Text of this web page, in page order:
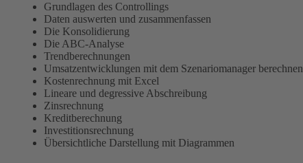
Grundlagen des Controllings
Daten auswerten und zusammenfassen
Die Konsolidierung
Die ABC-Analyse
Trendberechnungen
Umsatzentwicklungen mit dem Szenariomanager berechnen
Kostenrechnung mit Excel
Lineare und degressive Abschreibung
Zinsrechnung
Kreditberechnung
Investitionsrechnung
Übersichtliche Darstellung mit Diagrammen